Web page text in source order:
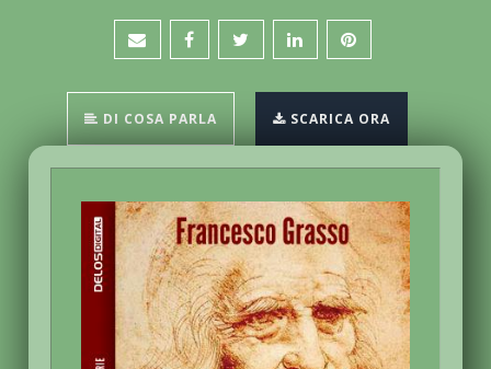
DI COSA PARLA SCARICA ORA